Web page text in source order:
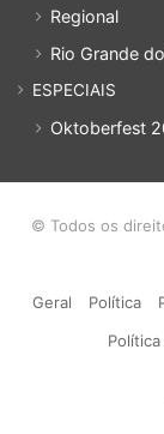
Regional
Rio Grande
ESPECIAIS
Oktoberfest
© Todos os
Geral
Política